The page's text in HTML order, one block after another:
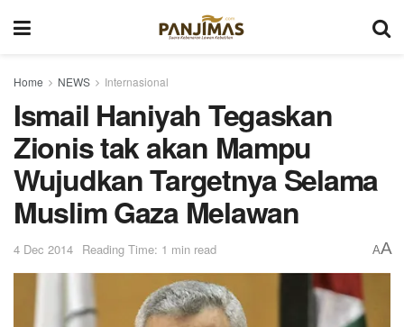
Home NEWS Internasional
Ismail Haniyah Tegaskan
Zionis tak akan Mampu
Wujudkan Targetnya Selama
Muslim Gaza Melawan
4 Dec 2014 Reading Time: 1 min read AA